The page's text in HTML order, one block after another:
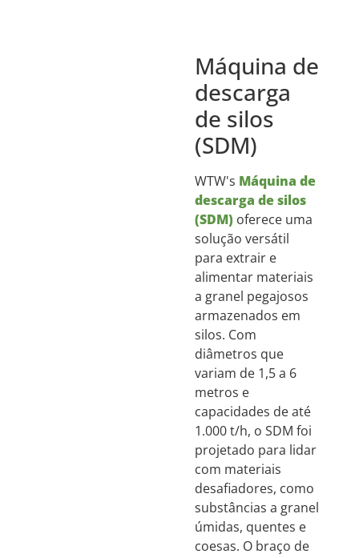
Máquina de
descarga
de silos
(SDM)
WTW's Máquina de
descarga de silos
(SDM)oferece uma
solução versátil
para extrair e
alimentar materiais
a granel pegajosos
armazenados em
silos. Com
diâmetros que
variam de 1,5 a 6
metros e
capacidades de até
1.000 t/h, o SDM foi
projetado para lidar
com materiais
desafiadores, como
substâncias a granel
úmidas, quentes e
coesas. O braço de